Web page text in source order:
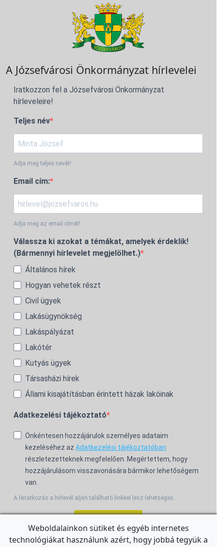
A Józsefvárosi Önkormányzat hírlevelei
Iratkozzon fel a Józsefvárosi Önkormányzat
hírleveleire!
Teljes név
Adja meg teljes nevét!
Email cím:
Adja meg az email címét!
Válassza ki azokat a témákat, amelyek érdeklik!
(Bármennyi hírlevelet megjelölhet.)
Általános hírek
Hogyan vehetek részt
Civil ügyek
Lakásügynökség
Lakáspályázat
Lakótér
Kutyás ügyek
Társasházi hírek
Állami kisajátításban érintett házak lakóinak
Adatkezelési tájékoztató
Önkéntesen hozzájárulok személyes adataim
kezeléséhez az Adatkezelési tájékoztatóban
részletezetteknek megfelelően. Megértettem, hogy
hozzájárulásom visszavonására bármikor lehetőségem
van.
A leiratkozás a hírlevél alján található linkkel lesz lehetséges.
Weboldalainkon sütiket és egyéb internetes
technológiákat használunk azért, hogy jobbá tegyük a